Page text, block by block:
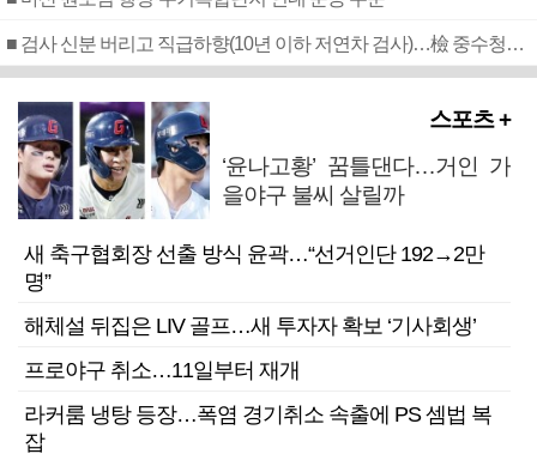
■ 검사 신분 버리고 직급하향(10년 이하 저연차 검사)…檢 중수청행 기피
스포츠 +
‘윤나고황’ 꿈틀댄다…거인 가
을야구 불씨 살릴까
새 축구협회장 선출 방식 윤곽…“선거인단 192→2만
명”
해체설 뒤집은 LIV 골프…새 투자자 확보 ‘기사회생’
프로야구 취소…11일부터 재개
라커룸 냉탕 등장…폭염 경기취소 속출에 PS 셈법 복
잡